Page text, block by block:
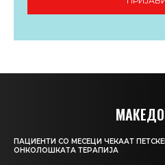
ПАЦИЕНТИ СО МЕСЕЦИ ЧЕКААТ
ОНКОЛОШКАТА ТЕРАПИЈА